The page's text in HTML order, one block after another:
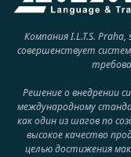
Компания I.L.T.S.
совершенствует
Решение о внедрении
международному
как один из шагов по
высокое качество
целью достижения